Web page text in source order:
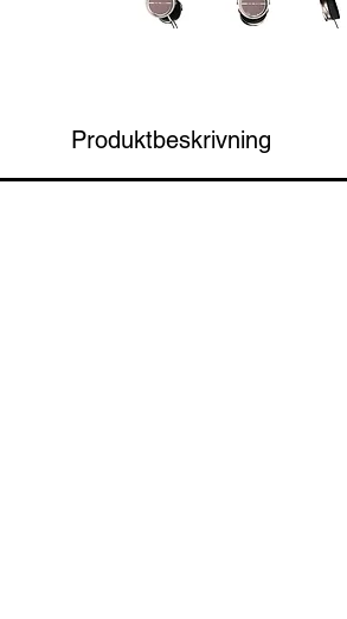
Produktbeskrivning